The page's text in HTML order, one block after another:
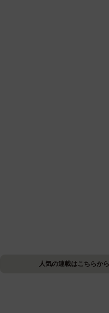
人気の連載はこちらから